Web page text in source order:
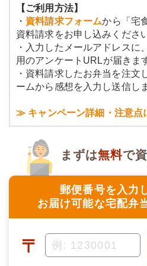
【ご利用方法】
・ 資料請求フォームから「宅
資料請求をお申し込みくださ
・入力したメールアドレスに
用のアンケートURLが届きま
・資料請求したお弁当を注文
ームから感想を入力し送信し
≫ キャンペーン詳細・注意点
郵便番号を入力
お届け可能な宅配弁
まずは無料で
〒